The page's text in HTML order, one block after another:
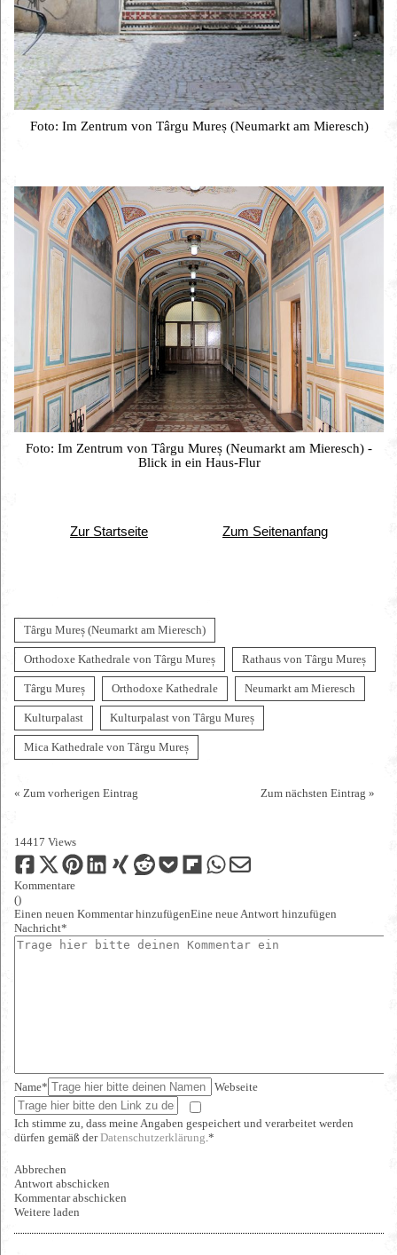
Foto: Im Zentrum von Târgu Mureș (Neumarkt am Mieresch)
Foto: Im Zentrum von Târgu Mureș (Neumarkt am Mieresch) -
Blick in ein Haus-Flur
Zur Startseite Zum Seitenanfang
Târgu Mureș (Neumarkt am Mieresch)
Orthodoxe Kathedrale von Târgu Mureș Rathaus von Târgu Mureș
Târgu Mureș Orthodoxe Kathedrale Neumarkt am Mieresch
Kulturpalast Kulturpalast von Târgu Mureș
Mica Kathedrale von Târgu Mureș
« Zum vorherigen Eintrag Zum nächsten Eintrag »
14417 Views
Kommentare
()
Einen neuen Kommentar hinzufügenEine neue Antwort hinzufügen
Nachricht*
Name* Webseite
Ich stimme zu, dass meine Angaben gespeichert und verarbeitet werden
dürfen gemäß derDatenschutzerklärung .*
Abbrechen
Antwort abschicken
Kommentar abschicken
Weitere laden